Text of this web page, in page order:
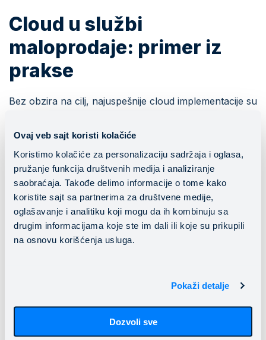
Ovaj veb sajt koristi kolačiće
Koristimo kolačiće za personalizaciju sadržaja i oglasa,
pružanje funkcija društvenih medija i analiziranje
saobraćaja. Takođe delimo informacije o tome kako
koristite sajt sa partnerima za društvene medije,
oglašavanje i analitiku koji mogu da ih kombinuju sa
drugim informacijama koje ste im dali ili koje su prikupili
na osnovu korišćenja usluga.
Pokaži detalje
Dozvoli sve
Cloud u službi
maloprodaje: primer iz
prakse
Bez obzira na cilj, najuspešnije cloud implementacije su
usku saradnju između ritejl kompanije i tehnološkog
partnera. Kada je maloprodajni lanac
da celokupno produkciono okruženje prebaci u cloud,
Mainstream tim je koristio proverenu metodologiju sa
jasno definisanim koracima.